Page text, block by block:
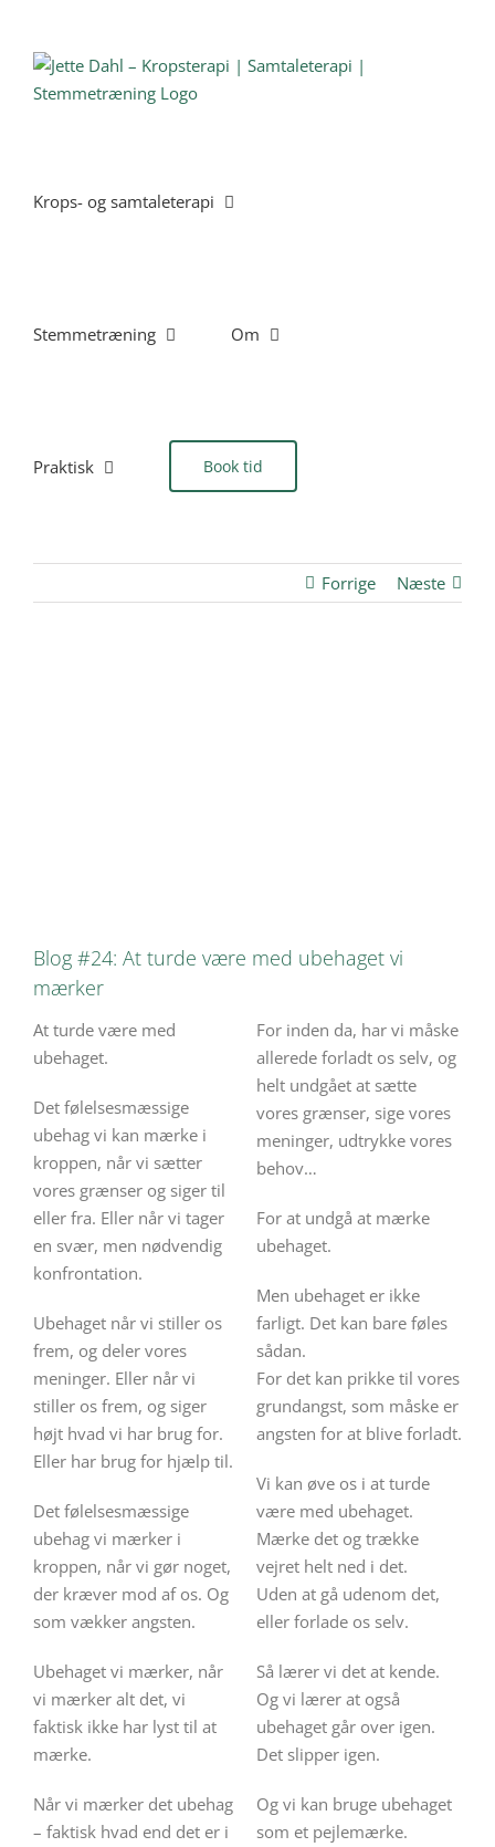
content
Krops- og samtaleterapi
Stemmetræning Om
Praktisk Book tid
Forrige Næste
Blog #24: At turde være med ubehaget vi
mærker
At turde være med
ubehaget.
Det følelsesmæssige
ubehag vi kan mærke i
kroppen, når vi sætter
vores grænser og siger til
eller fra. Eller når vi tager
en svær, men nødvendig
konfrontation.
Ubehaget når vi stiller os
frem, og deler vores
meninger. Eller når vi
stiller os frem, og siger
højt hvad vi har brug for.
Eller har brug for hjælp til.
Det følelsesmæssige
ubehag vi mærker i
kroppen, når vi gør noget,
der kræver mod af os. Og
som vækker angsten.
Ubehaget vi mærker, når
vi mærker alt det, vi
faktisk ikke har lyst til at
mærke.
Når vi mærker det ubehag
– faktisk hvad end det er i
For inden da, har vi måske
allerede forladt os selv, og
helt undgået at sætte
vores grænser, sige vores
meninger, udtrykke vores
behov…
For at undgå at mærke
ubehaget.
Men ubehaget er ikke
farligt. Det kan bare føles
sådan.
For det kan prikke til vores
grundangst, som måske er
angsten for at blive forladt.
Vi kan øve os i at turde
være med ubehaget.
Mærke det og trække
vejret helt ned i det.
Uden at gå udenom det,
eller forlade os selv.
Så lærer vi det at kende.
Og vi lærer at også
ubehaget går over igen.
Det slipper igen.
Og vi kan bruge ubehaget
som et pejlemærke.